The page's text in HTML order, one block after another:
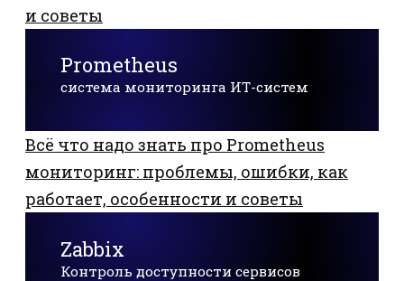
и советы
Prometheus
система мониторинга ИТ-систем
Всё что надо знать про Prometheus
мониторинг: проблемы, ошибки, как
работает, особенности и советы
Zabbix
Контроль доступности сервисов